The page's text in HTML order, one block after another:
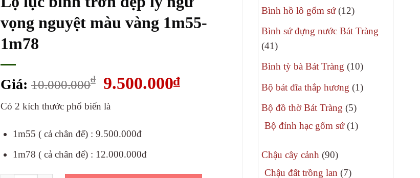
Bình hồ lô gốm sứ 1212
Bình sứ đựng nước Bát Tràng
4141
sản
phẩm
Bình tỳ bà Bát Tràng 1010
phẩm
Bộ bát đĩa thắp hương 11
Bộ đồ thờ Bát Tràng 55
sản
Bộ đỉnh hạc gốm sứ 11
Chậu cây cảnh 9090
sản
Chậu đất trồng lan 77
vọng nguyệt màu vàng 1m55-
1m78
Giá: 10.000.000₫
Giá
là:
9.500.000₫Giá
Có 2 kích thước phổ biến là
1m55 ( cả chân đế) : 9.500.000đ
1m78 ( cả chân đế) : 12.000.000đ